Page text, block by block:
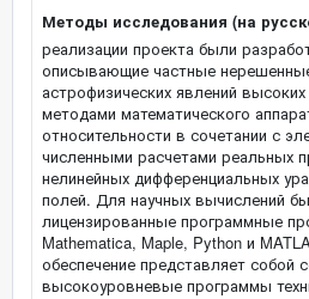
Методы исследования (на
реализации проекта были
описывающие частные
астрофизических явлений
методами математического
относительности в сочетании с
численными расчетами реальных
нелинейных дифференциальных
полей. Для научных вычислений
лицензированные программные
Mathematica, Maple, Python и
обеспечение представляет собой
высокоуровневые программы